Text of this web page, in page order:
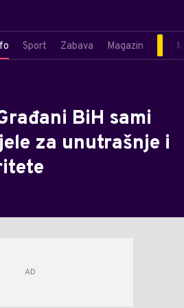
Sport Zabava Magazin
BiH sami
za unutrašnje i